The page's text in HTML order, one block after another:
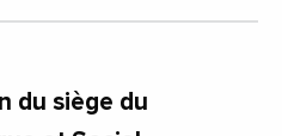
du siège du